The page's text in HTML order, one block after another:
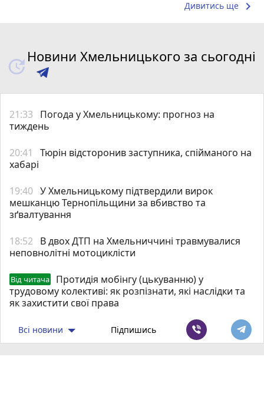
Дивитись ще keyboard_arrow_right
Новини Хмельницького за сьогодні
21:33
Погода у Хмельницькому: прогноз на
тиждень
20:41
Тюрін відсторонив заступника, спійманого на
хабарі
19:40 У Хмельницькому підтвердили вирок
мешканцю Тернопільщини за вбивство та
зґвалтування
18:52
В двох ДТП на Хмельниччині травмувалися
неповнолітні мотоциклісти
Від читача
Протидія мобінгу (цькуванню) у
трудовому колективі: як розпізнати, які наслідки та
як захистити свої права
Всі новини Підпишись